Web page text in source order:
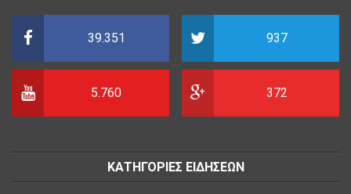
39.351 937
5.760 372
ΚΑΤΗΓΟΡΙΕΣ ΕΙΔΗΣΕΩΝ